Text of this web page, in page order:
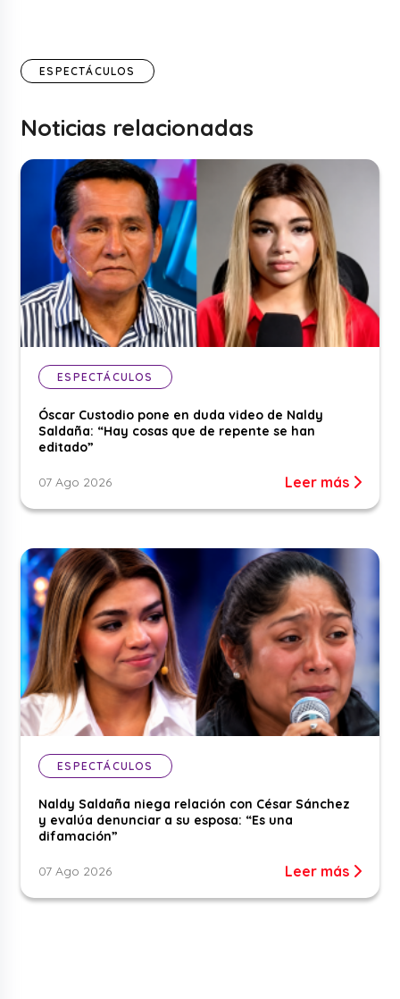
ESPECTÁCULOS
Noticias relacionadas
ESPECTÁCULOS
Óscar Custodio pone en duda video de Naldy
Saldaña: “Hay cosas que de repente se han
editado”
07 Ago 2026 Leer más
ESPECTÁCULOS
Naldy Saldaña niega relación con César Sánchez
y evalúa denunciar a su esposa: “Es una
difamación”
07 Ago 2026 Leer más